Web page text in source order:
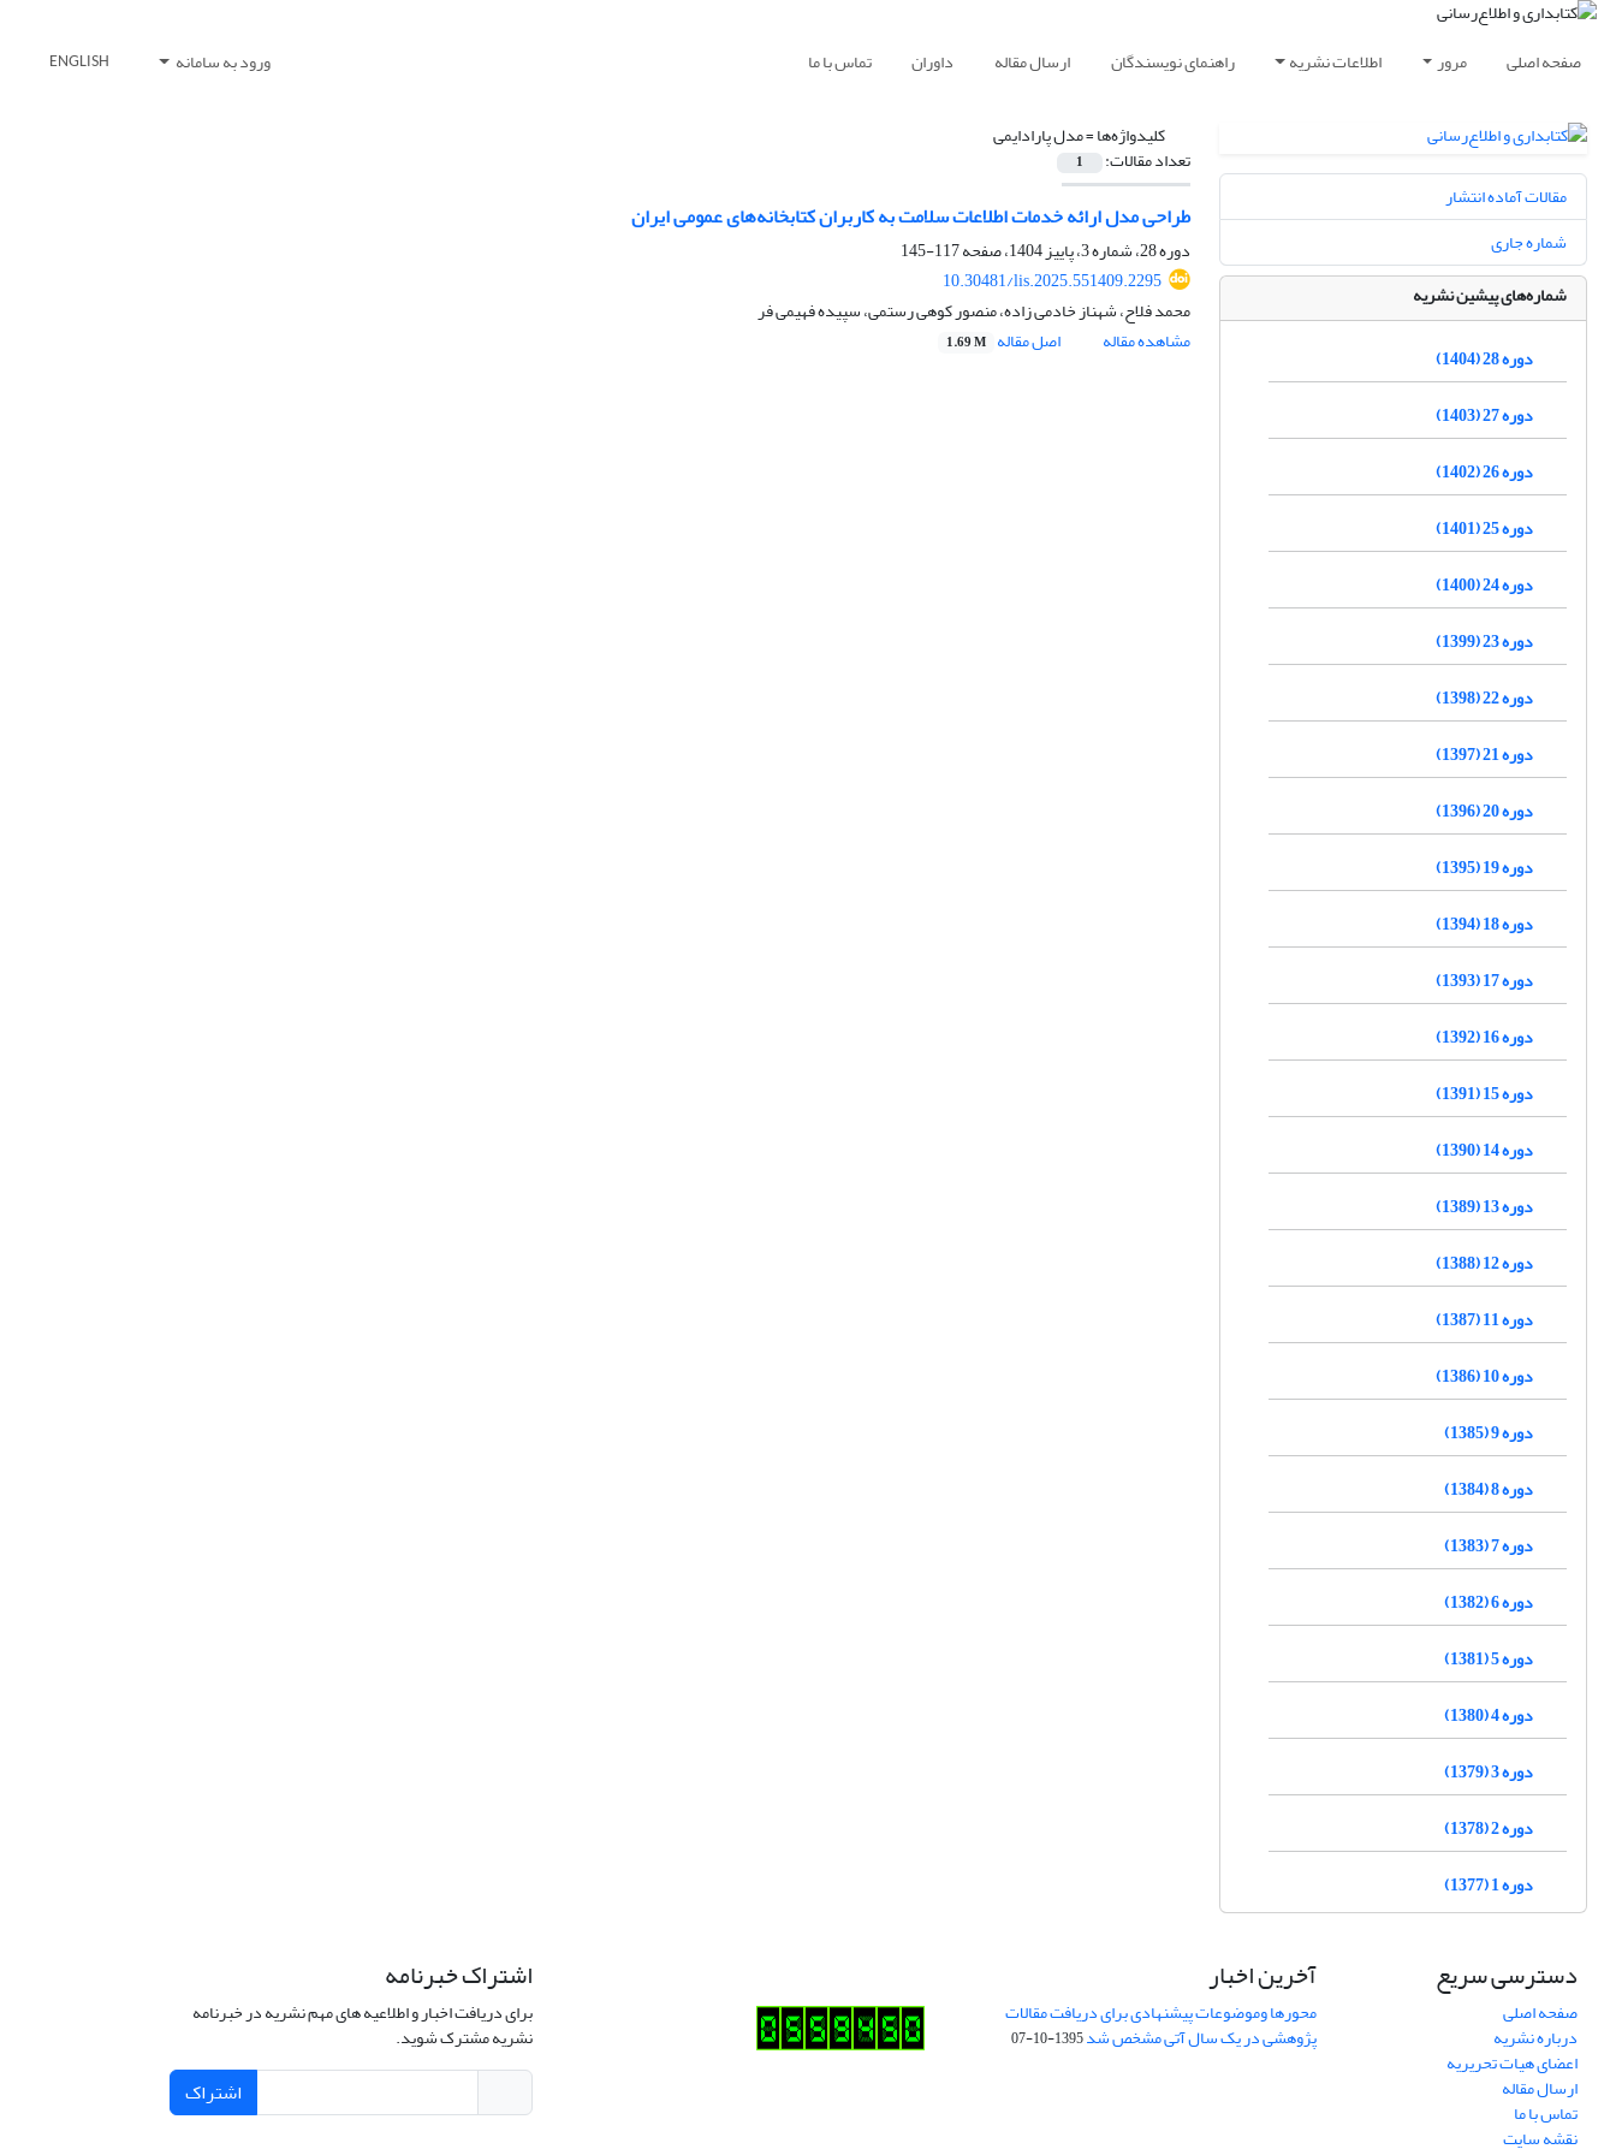
صفحه اصلی مرور اطلاعات نشریه راهنمای نویسندگان ارسال مقاله داوران تماس با ما ورود به سامانه ENGLISH
کلیدواژه‌ها =مدل پارادایمی
تعداد مقالات: 1
طراحی مدل ارائه خدمات اطلاعات سلامت به کاربران کتابخانه‌­های عمومی ایران
دوره 28، شماره 3، پاییز 1404، صفحه
117-145
10.30481/lis.2025.551409.2295
محمد فلاح، شهناز خادمی زاده، منصور کوهی رستمی، سپیده فهیمی فر
مشاهده مقاله
اصل مقاله 1.69 M
مقالات آماده انتشار
شماره جاری
شماره‌های پیشین نشریه
دوره 28 (1404)
دوره 27 (1403)
دوره 26 (1402)
دوره 25 (1401)
دوره 24 (1400)
دوره 23 (1399)
دوره 22 (1398)
دوره 21 (1397)
دوره 20 (1396)
دوره 19 (1395)
دوره 18 (1394)
دوره 17 (1393)
دوره 16 (1392)
دوره 15 (1391)
دوره 14 (1390)
دوره 13 (1389)
دوره 12 (1388)
دوره 11 (1387)
دوره 10 (1386)
دوره 9 (1385)
دوره 8 (1384)
دوره 7 (1383)
دوره 6 (1382)
دوره 5 (1381)
دوره 4 (1380)
دوره 3 (1379)
دوره 2 (1378)
دوره 1 (1377)
دسترسی سریع
صفحه اصلی
درباره نشریه
اعضای هیات تحریریه
ارسال مقاله
تماس با ما
نقشه سایت
آخرین اخبار
محورها وموضوعات پیشنهادی برای دریافت مقالات
پژوهشی در یک سال آتی مشخص شد1395-10-07
اشتراک خبرنامه
برای دریافت اخبار و اطلاعیه های مهم نشریه در خبرنامه
نشریه مشترک شوید.
اشتراک